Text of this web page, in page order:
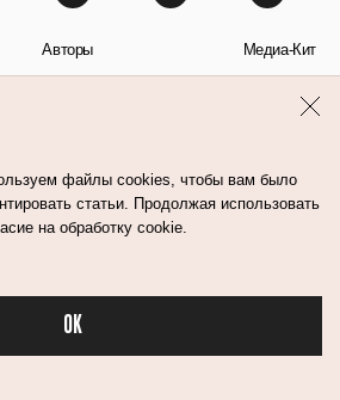
Бьюти в спорте
Авторы Медиа-Кит
файлы cookies, чтобы вам было
статьи. Продолжая использовать
на обработку cookie.
OK